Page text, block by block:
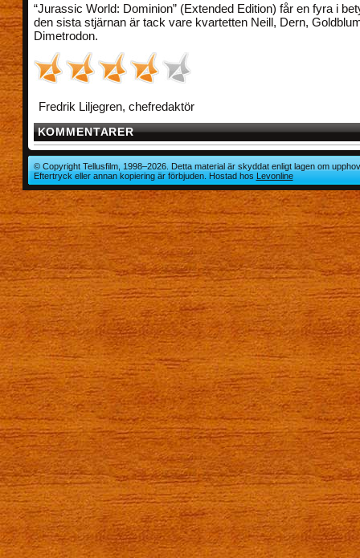
“Jurassic World: Dominion” (Extended Edition) får en fyra i
den sista stjärnan är tack vare kvartetten Neill, Dern,
Dimetrodon.
Fredrik Liljegren, chefredaktör
KOMMENTARER
© Copyright Tellusfilm, 1998–2026. Detta material är skyddat enligt lagen om
Eftertryck eller annan kopiering är förbjuden. Hostad hosLevonline